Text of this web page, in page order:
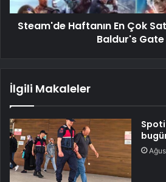
Steam'de Haftanın En Çok
Baldur's Gate
İlgili Makaleler